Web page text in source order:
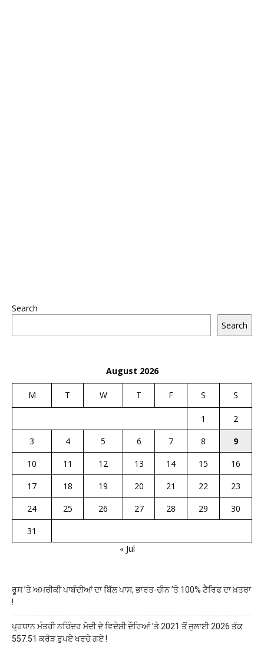
Search
Search
August 2026
M T W T F S S
1
2
3
4 5 6 7 8
9
10
11 12 13 14 15
16
17
18 19 20 21 22
23
24
25 26 27 28 29
30
31
« Jul
ਰੂਸ ’ਤੇ ਅਮਰੀਕੀ ਪਾਬੰਦੀਆਂ ਦਾ ਬਿੱਲ ਪਾਸ, ਭਾਰਤ-ਚੀਨ ’ਤੇ 100% ਟੈਰਿਫ ਦਾ ਖ਼ਤਰਾ
!
ਪ੍ਰਧਾਨ ਮੰਤਰੀ ਨਰਿੰਦਰ ਮੋਦੀ ਦੇ ਵਿਦੇਸ਼ੀ ਦੌਰਿਆਂ ’ਤੇ 2021 ਤੋਂ ਜੁਲਾਈ 2026 ਤੱਕ
557.51 ਕਰੋੜ ਰੁਪਏ ਖਰਚੇ ਗਏ !